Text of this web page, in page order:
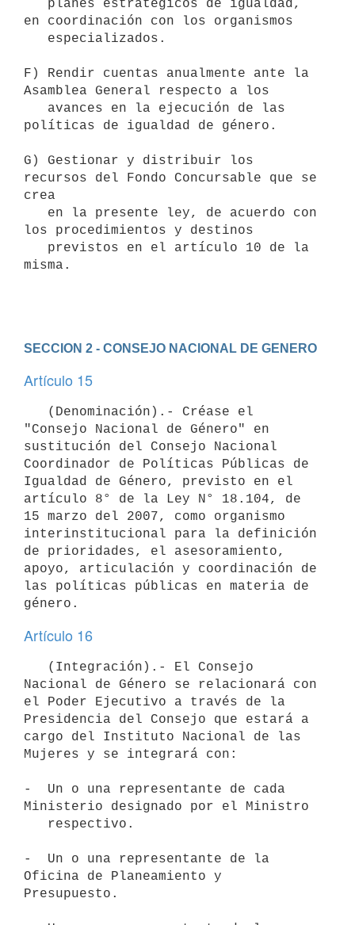
en coordinación con los organismos
F) Rendir cuentas anualmente ante la
Asamblea General respecto a los
políticas de igualdad de género.
G) Gestionar y distribuir los
recursos del Fondo Concursable que se
crea
los procedimientos y destinos
misma.
SECCION 2 - CONSEJO NACIONAL DE GENERO
Artículo 15
"Consejo Nacional de Género" en
sustitución del Consejo Nacional
Coordinador de Políticas Públicas de
Igualdad de Género, previsto en el
artículo 8° de la Ley N° 18.104, de
15 marzo del 2007, como organismo
interinstitucional para la definición
de prioridades, el asesoramiento,
apoyo, articulación y coordinación de
las políticas públicas en materia de
Artículo 16
Nacional de Género se relacionará con
el Poder Ejecutivo a través de la
Presidencia del Consejo que estará a
cargo del Instituto Nacional de las
Mujeres y se integrará con:
-  Un o una representante de cada
Ministerio designado por el Ministro
-  Un o una representante de la
Oficina de Planeamiento y
Presupuesto.